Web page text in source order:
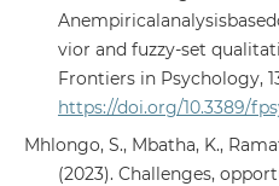
vior and fuzzy-set
Frontiers in Psychology,
https://doi.org/10.3389/
Mhlongo, S., Mbatha, K.,
(2023). Challenges,